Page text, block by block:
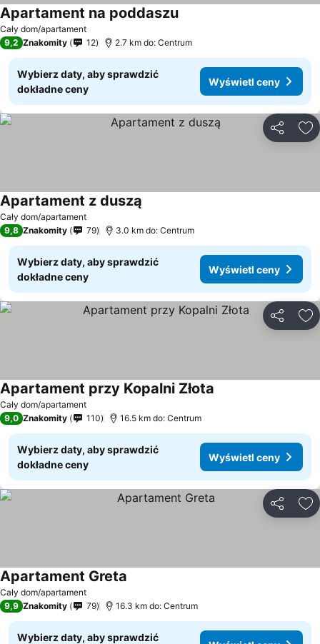
Cały dom/apartament
Apartament na poddaszu
9,2 Znakomity 12 2.7 km do: Centrum
Wybierz daty, aby sprawdzić
dokładne ceny
Wyświetl ceny
Cały dom/apartament
Apartament z duszą
9,8 Znakomity 79 3.0 km do: Centrum
Wybierz daty, aby sprawdzić
dokładne ceny
Wyświetl ceny
Cały dom/apartament
Apartament przy Kopalni Złota
9,0 Znakomity 110 16.5 km do: Centrum
Wybierz daty, aby sprawdzić
dokładne ceny
Wyświetl ceny
Cały dom/apartament
Apartament Greta
9,9 Znakomity 79 16.3 km do: Centrum
Wybierz daty, aby sprawdzić